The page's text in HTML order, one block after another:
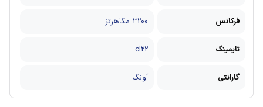
فرکانس 3200 مگاهرتز
تایمینگ cl22
گارانتی آونگ